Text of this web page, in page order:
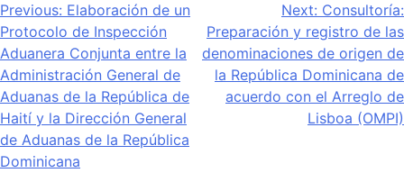
Navegación
de
entradas
Previous: Elaboración de un
Protocolo de Inspección
Aduanera Conjunta entre la
Administración General de
Aduanas de la República de
Haití y la Dirección General
de Aduanas de la República
Dominicana
Next: Consultoría:
Preparación y registro de las
denominaciones de origen de
la República Dominicana de
acuerdo con el Arreglo de
Lisboa (OMPI)